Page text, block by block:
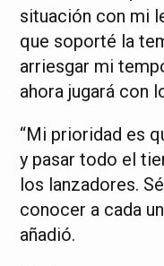
situación con mi
que soporté la
arriesgar mi
ahora jugará con
“Mi prioridad es
y pasar todo el
los lanzadores.
conocer a cada
añadió.